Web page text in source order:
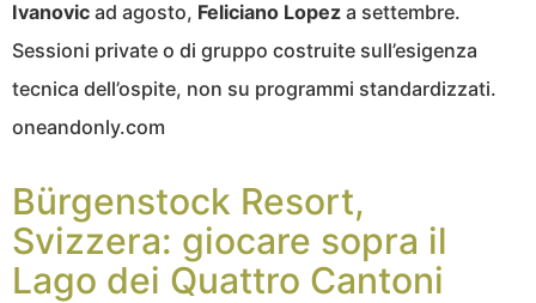
Ivanovic ad agosto, Feliciano Lopez a settembre.
Sessioni private o di gruppo costruite sull’esigenza
tecnica dell’ospite, non su programmi standardizzati.
oneandonly.com
Bürgenstock Resort,
Svizzera: giocare sopra il
Lago dei Quattro Cantoni